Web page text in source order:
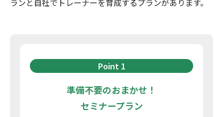
Point 1
準備不要のおまかせ！
セミナープラン